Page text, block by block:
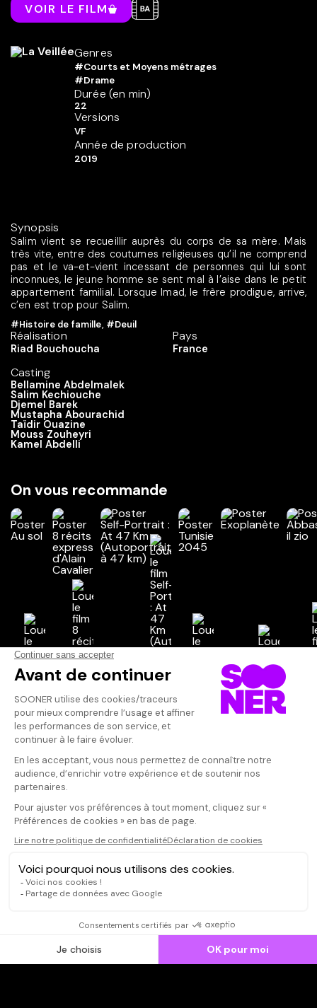
VOIR LE FILM
Genres
#Courts et Moyens métrages
#Drame
Durée (en min)
22
Versions
VF
Année de production
2019
Synopsis
Salim vient se recueillir auprès du corps de sa mère. Mais
très vite, entre des coutumes religieuses qu’il ne comprend
pas et le va-et-vient incessant de personnes qui lui sont
inconnues, le jeune homme se sent mal à l’aise dans le petit
appartement familial. Lorsque Imad, le frère prodigue, arrive,
c’en est trop pour Salim.
#Histoire de famille, #Deuil
Réalisation
Riad Bouchoucha
Casting
Bellamine Abdelmalek
Salim Kechiouche
Djemel Barek
Mustapha Abourachid
Taïdir Ouazine
Mouss Zouheyri
Kamel Abdelli
Pays
France
On vous recommande
Vos avis
Donnez votre avis
Votre note
Votre commentaire
Il faut vous connecter pour
publier un avis
CONNEXION
Qui sommes-nous ?